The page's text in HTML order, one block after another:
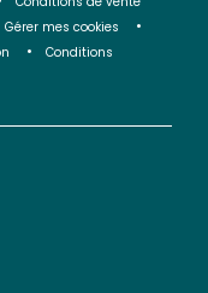
Gérer mes cookies
Conditions